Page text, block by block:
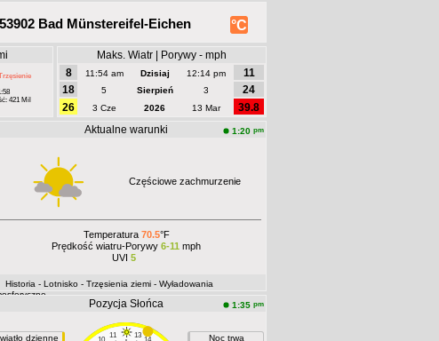
°C
Bad Münstereifel-Eichen
421 Mil
Maks. Wiatr | Porywy - mph
8
11:54 am Dzisiaj 12:14 pm
11
18
5 Sierpień 3
24
26
3 Cze 2026 13 Mar
39.8
Aktualne warunki 1:20 pm
Częściowe zachmurzenie
Temperatura 70.5°F
Prędkość wiatru-Porywy 6-11 mph
UVI 5
Historia - Lotnisko - Trzęsienia ziemi - Wyładowania
Pozycja Słońca 1:35 pm
dzienne
11 13
10
14
Noc trwa